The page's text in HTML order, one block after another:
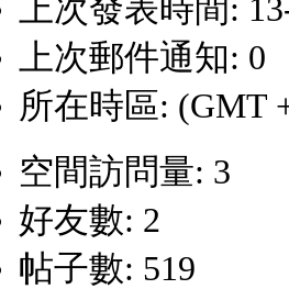
上次發表時間:
上次郵件通知: 0
所在時區: (GMT
空間訪問量: 3
好友數: 2
帖子數: 519